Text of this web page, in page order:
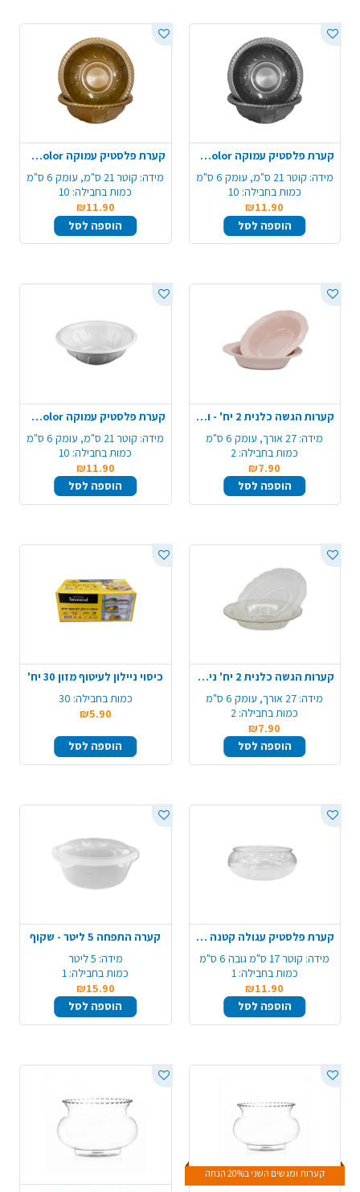
קערת פלסטיק עמוקה color ארוז 10יח'- כסף
מידה: קוטר 21 ס"מ, עומק 6 ס"מ
כמות בחבילה: 10
₪11.90
הוספה לסל
קערת פלסטיק עמוקה color ארוז 10 יח' - זהב
מידה: קוטר 21 ס"מ, עומק 6 ס"מ
כמות בחבילה: 10
₪11.90
הוספה לסל
קערות הגשה כלנית 2 יח' - ורוד
מידה: 27 אורך, עומק 6 ס"מ
כמות בחבילה: 2
₪7.90
הוספה לסל
קערת פלסטיק עמוקה color ארוז 10 יח'- לבן
מידה: קוטר 21 ס"מ, עומק 6 ס"מ
כמות בחבילה: 10
₪11.90
הוספה לסל
קערות הגשה כלנית 2 יח' ניצוצות - זהב
מידה: 27 אורך, עומק 6 ס"מ
כמות בחבילה: 2
₪7.90
הוספה לסל
כיסוי ניילון לעיטוף מזון 30 יח'
כמות בחבילה: 30
₪5.90
הוספה לסל
קערת פלסטיק עגולה קטנה - שקוף
מידה: קוטר 17 ס"מ גובה 6 ס"מ
כמות בחבילה: 1
₪11.90
הוספה לסל
קערה התפחה 5 ליטר - שקוף
מידה: 5 ליטר
כמות בחבילה: 1
₪15.90
הוספה לסל
קערות ומגשים השני ב20% הנחה